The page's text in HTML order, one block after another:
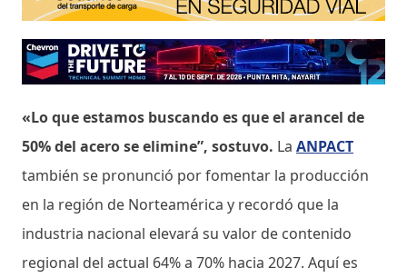
«Lo que estamos buscando es que el arancel de
50% del acero se elimine”, sostuvo. La ANPACT
también se pronunció por fomentar la producción
en la región de Norteamérica y recordó que la
industria nacional elevará su valor de contenido
regional del actual 64% a 70% hacia 2027. Aquí es